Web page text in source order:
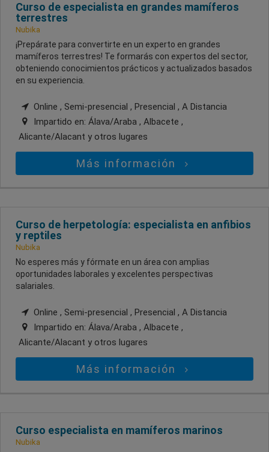
Curso de especialista en grandes mamíferos
terrestres
Nubika
¡Prepárate para convertirte en un experto en grandes
mamíferos terrestres! Te formarás con expertos del sector,
obteniendo conocimientos prácticos y actualizados basados
en su experiencia.
Online , Semi-presencial , Presencial , A Distancia
Impartido en: Álava/Araba , Albacete ,
Alicante/Alacant y otros lugares
Más información
Curso de herpetología: especialista en anfibios
y reptiles
Nubika
No esperes más y fórmate en un área con amplias
oportunidades laborales y excelentes perspectivas
salariales.
Online , Semi-presencial , Presencial , A Distancia
Impartido en: Álava/Araba , Albacete ,
Alicante/Alacant y otros lugares
Más información
Curso especialista en mamíferos marinos
Nubika